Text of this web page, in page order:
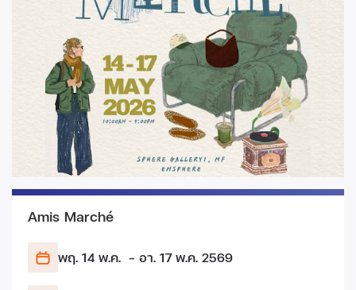
Amis Marché
พฤ. 14 พ.ค. - อา. 17 พ.ค. 2569